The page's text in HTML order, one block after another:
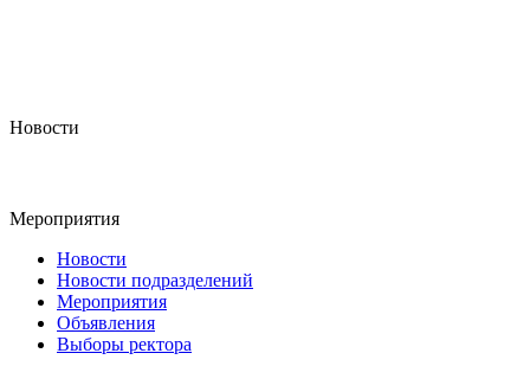
Новости
Мероприятия
Новости
Новости подразделений
Мероприятия
Объявления
Выборы ректора